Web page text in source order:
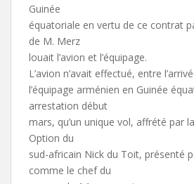
Guinée
équatoriale en vertu de ce contrat
de M. Merz
louait l’avion et l’équipage.
L’avion n’avait effectué, entre
l’équipage arménien en Guinée
arrestation début
mars, qu’un unique vol, affrété par
Option du
sud-africain Nick du Toit, présenté
comme le chef du